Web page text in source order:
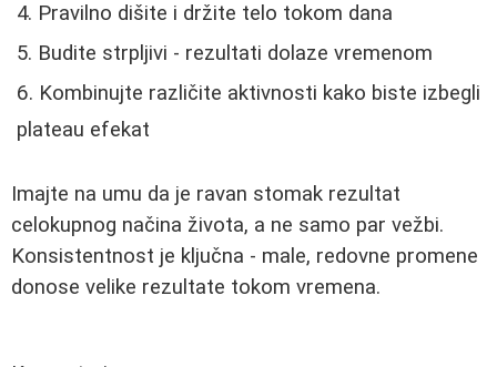
Pravilno dišite i držite telo tokom dana
Budite strpljivi - rezultati dolaze vremenom
Kombinujte različite aktivnosti kako biste izbegli
plateau efekat
Imajte na umu da je ravan stomak rezultat
celokupnog načina života, a ne samo par vežbi.
Konsistentnost je ključna - male, redovne promene
donose velike rezultate tokom vremena.